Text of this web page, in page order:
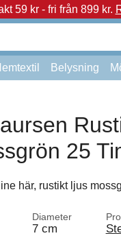
59 kr - fri från 899 kr.
Belysning
25
här, rustikt ljus
Diameter
7 cm